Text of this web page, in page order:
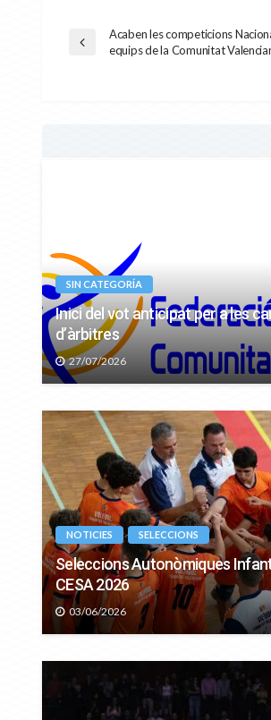
Acaben les competicions
equips de la Comunitat
SIN CATEGORÍA
Inici del vot anticipat per a les
d’àrbitres
27/07/2026
NOTICIES SELECCIONS
Seleccions Autonòmiques
CESA 2026
03/06/2026